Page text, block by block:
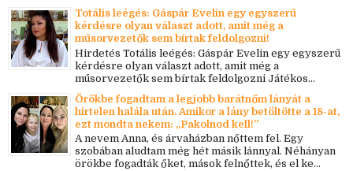
Totális leégés: Gáspár Evelin egy egyszerű
kérdésre olyan választ adott, amit még a
műsorvezetők sem bírtak feldolgozni!
Hirdetés Totális leégés: Gáspár Evelin egy egyszerű
kérdésre olyan választ adott, amit még a
műsorvezetők sem bírtak feldolgozni Játékos...
Örökbe fogadtam a legjobb barátnőm lányát a
hirtelen halála után. Amikor a lány betöltötte a 18-at,
ezt mondta nekem: „Pakolnod kell!”
A nevem Anna, és árvaházban nőttem fel. Egy
szobában aludtam még hét másik lánnyal. Néhányan
örökbe fogadták őket, mások felnőttek, és el ke...